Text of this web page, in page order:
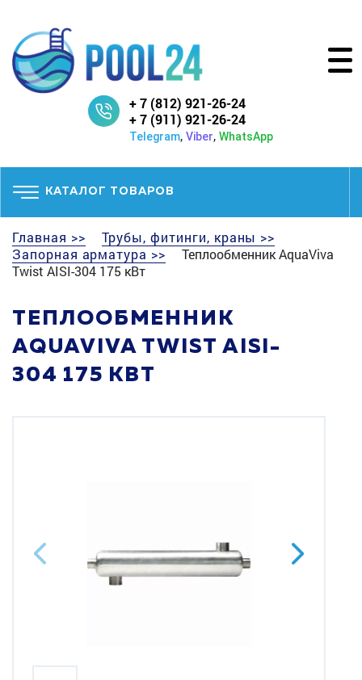
+ 7 (812) 921-26-24
+ 7 (911) 921-26-24
Telegram, Viber, WhatsApp
КАТАЛОГ ТОВАРОВ
Главная >>
Трубы, фитинги, краны >>
Запорная арматура >>
Теплообменник AquaViva
Twist AISI-304 175 кВт
ТЕПЛООБМЕННИК
AQUAVIVA TWIST AISI-
304 175 КВТ